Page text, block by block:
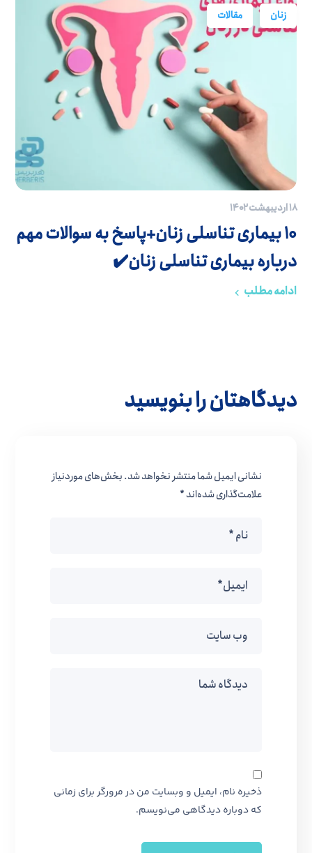
زنان مقالات
۱۸ اردیبهشت ۱۴۰۲
10 بیماری تناسلی زنان+پاسخ به سوالات مهم
درباره بیماری تناسلی زنان✔️
ادامه مطلب
دیدگاهتان را بنویسید
نشانی ایمیل شما منتشر نخواهد شد.بخش‌های موردنیاز
علامت‌گذاری شده‌اند*
ذخیره نام، ایمیل و وبسایت من در مرورگر برای زمانی
که دوباره دیدگاهی می‌نویسم.